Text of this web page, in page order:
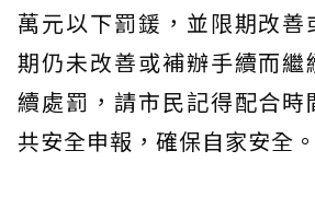
萬元以下罰鍰，並限期改善
期仍未改善或補辦手續而繼
續處罰，請市民記得配合時
共安全申報，確保自家安全。